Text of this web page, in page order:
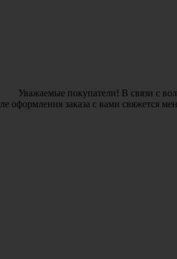
Уважаемые покупатели! В связи с
оформления заказа с вами свяжется